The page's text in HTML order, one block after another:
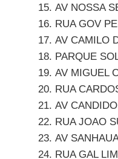
AV NOSSA
RUA GOV
AV CAMILO
PARQUE
AV MIGUEL
RUA
AV
RUA JOAO
AV
RUA GAL